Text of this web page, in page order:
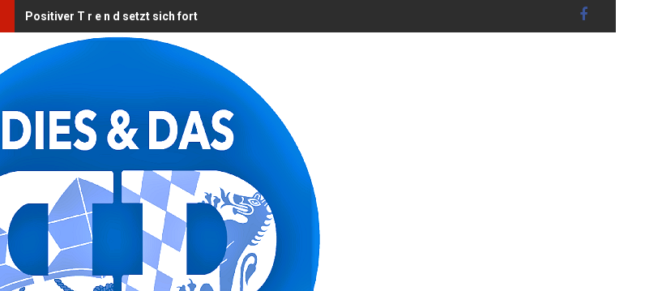
Positiver T r e n d setzt sich fort